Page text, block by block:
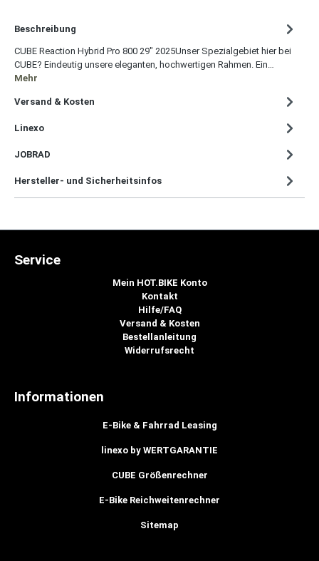
Beschreibung
CUBE Reaction Hybrid Pro 800 29" 2025Unser Spezialgebiet hier bei
CUBE? Eindeutig unsere eleganten, hochwertigen Rahmen. Ein…
Mehr
Versand & Kosten
Linexo
JOBRAD
Hersteller- und Sicherheitsinfos
Service
Mein HOT.BIKE Konto
Kontakt
Hilfe/FAQ
Versand & Kosten
Bestellanleitung
Widerrufsrecht
Informationen
E-Bike & Fahrrad Leasing
linexo by WERTGARANTIE
CUBE Größenrechner
E-Bike Reichweitenrechner
Sitemap